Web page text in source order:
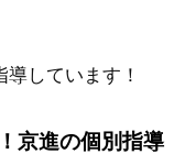
しています！
京進の個別指導